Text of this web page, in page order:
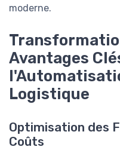
moderne.
Avantages
Logistique
Optimisation des
Coûts